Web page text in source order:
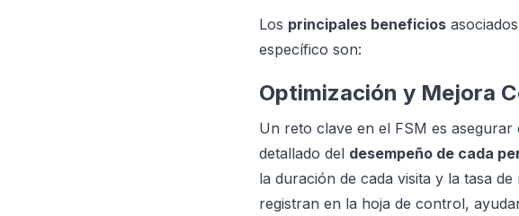
Los principales beneficios
específico son:
Optimización y Mejora
Un reto clave en el FSM es asegurar
detallado del desempeño de cada
la duración de cada visita y la tasa
registran en la hoja de control,